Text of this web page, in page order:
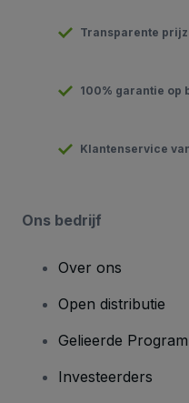
Transparente
100% garantie op
Klantenservice
Ons bedrijf
Over ons
Open distributie
Gelieerde
Investeerders